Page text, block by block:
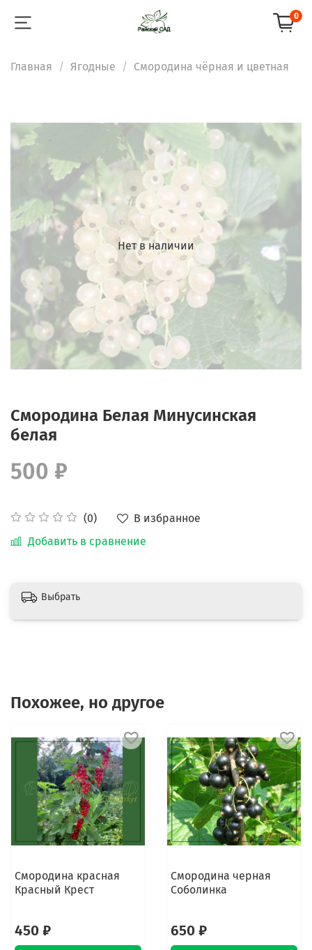
0
Главная Ягодные Смородина чёрная и цветная
Нет в наличии
Смородина Белая Минусинская
белая
(0)
В избранное
Добавить в сравнение
500 ₽
Выбрать
Похожее, но другое
Смородина красная
Красный Крест
450 ₽
Смородина черная
Соболинка
650 ₽